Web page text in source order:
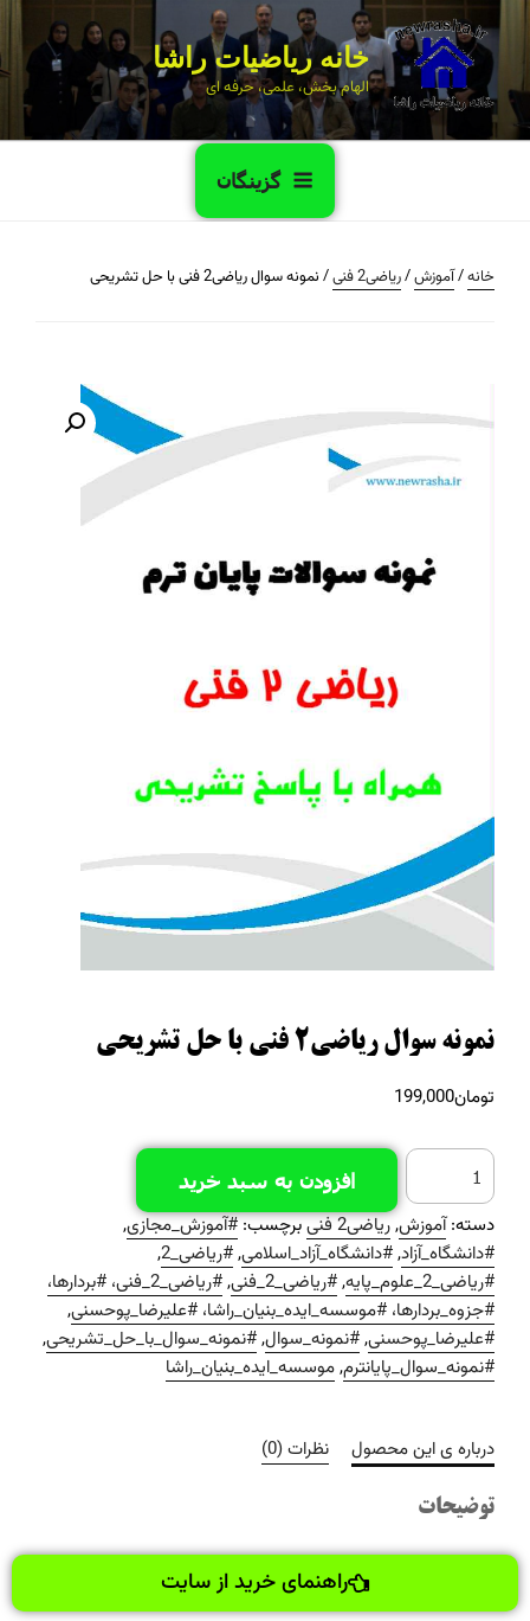
خانه ریاضیات راشا
الهام بخش، علمی، حرفه ای
گزینگان
خانه/آموزش/ریاضی2 فنی / نمونه سوال ریاضی2 فنی با حل تشریحی
نمونه سوال ریاضی2 فنی با حل تشریحی
تومان199,000
افزودن به سبد خرید
دسته:آموزش,ریاضی2 فنی برچسب:#آموزش_مجازی,
#دانشگاه_آزاد,#دانشگاه_آزاد_اسلامی,#ریاضی_2 ,
#ریاضی_2_علوم_پایه
,#ریاضی_2_فنی ,
#ریاضی_2_فنی، #بردارها،
#جزوه_بردارها، #موسسه_ایده_بنیان_راشا، #علیرضا_پوحسنی,
#علیرضا_پوحسنی,#نمونه_سوال,#نمونه_سوال_با_حل_تشریحی,
#نمونه_سوال_پایانترم,موسسه_ایده_بنیان_راشا
درباره ی این محصول نظرات (0)
توضیحات
راهنمای خرید از سایت